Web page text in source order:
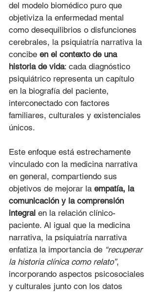
del modelo biomédico puro que
objetiviza la enfermedad mental
como desequilibrios o disfunciones
cerebrales, la psiquiatría narrativa la
concibe en el contexto de una
historia de vida: cada diagnóstico
psiquiátrico representa un capítulo
en la biografía del paciente,
interconectado con factores
familiares, culturales y existenciales
únicos.
Este enfoque está estrechamente
vinculado con la medicina narrativa
en general, compartiendo sus
objetivos de mejorar la empatía, la
comunicación y la comprensión
integral en la relación clínico-
paciente. Al igual que la medicina
narrativa, la psiquiatría narrativa
enfatiza la importancia de “recuperar
la historia clínica como relato”,
incorporando aspectos psicosociales
y culturales junto con los datos